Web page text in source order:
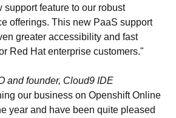
support feature to our robust
offerings. This new PaaS support
greater accessibility and fast
Red Hat enterprise customers."
and founder, Cloud9 IDE
our business on Openshift Online
year and have been quite pleased